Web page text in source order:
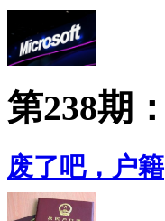
第238期：
废了吧，户籍